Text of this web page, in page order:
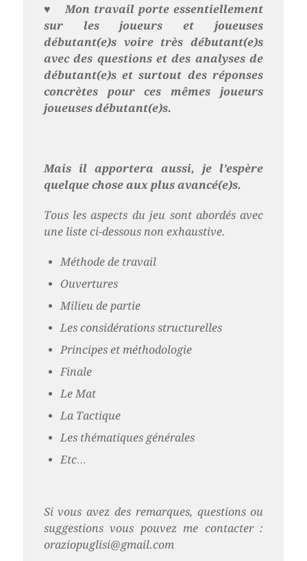
♥Mon travail porte essentiellement
sur les joueurs et joueuses
débutant(e)s voire très débutant(e)s
avec des questions et des analyses de
débutant(e)s et surtout des réponses
concrètes pour ces mêmes joueurs
joueuses débutant(e)s.
Mais il apportera aussi, je l’espère
quelque chose aux plus avancé(e)s.
Tous les aspects du jeu sont abordés avec
une liste ci-dessous non exhaustive.
Méthode de travail
Ouvertures
Milieu de partie
Les considérations structurelles
Principes et méthodologie
Finale
Le Mat
La Tactique
Les thématiques générales
Etc…
Si vous avez des remarques, questions ou
suggestions vous pouvez me contacter :
oraziopuglisi@gmail.com